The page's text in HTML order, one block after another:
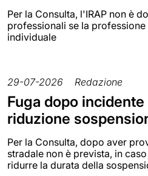
Per la Consulta, l'IRAP non è
professionali se la
individuale
29-07-2026 Redazione
Fuga dopo
riduzione
Per la Consulta, dopo aver
stradale non è prevista, in
ridurre la durata della